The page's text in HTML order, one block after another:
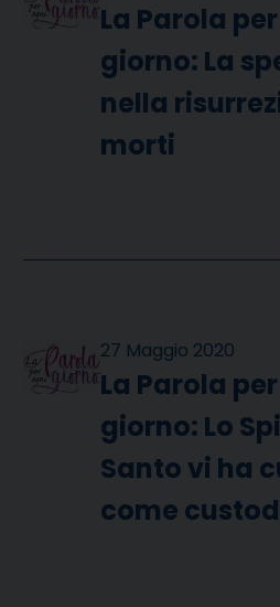
La Parola
giorno: La
nella
morti
27 Maggio 2020
La Parola
giorno: Lo
Santo vi ha
come